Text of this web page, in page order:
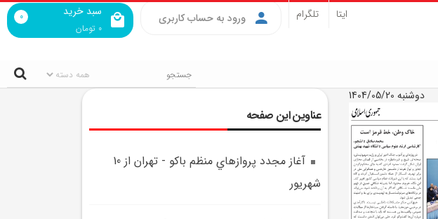
سبد خرید
0 تومان
0 ورود به حساب کاربری ایتا تلگرام
دوشنبه 1404/05/20
عناوین این صفحه
آغاز مجدد پروازهاي منظم باکو - تهران از 10
شهريور